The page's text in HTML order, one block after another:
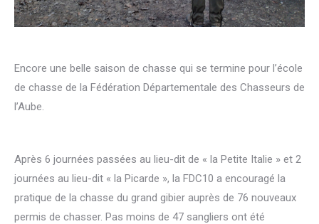
Encore une belle saison de chasse qui se termine pour l’école
de chasse de la Fédération Départementale des Chasseurs de
l’Aube.
Après 6 journées passées au lieu-dit de « la Petite Italie » et 2
journées au lieu-dit « la Picarde », la FDC10 a encouragé la
pratique de la chasse du grand gibier auprès de 76 nouveaux
permis de chasser. Pas moins de 47 sangliers ont été